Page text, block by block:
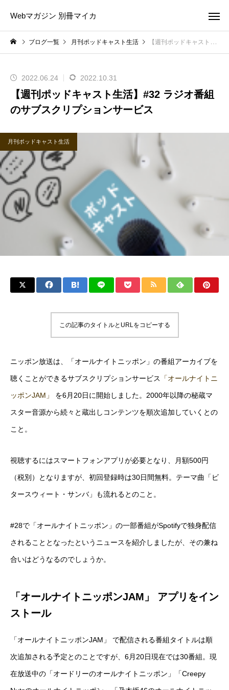
Webマガジン 別冊マイカ
ブログ一覧 月刊ポッドキャスト生活 【週刊ポッドキャスト生活】#32 ラジオ番組のサブスクリプションサービス
2022.06.24 2022.10.31
【週刊ポッドキャスト生活】#32 ラジオ番組
のサブスクリプションサービス
月刊ポッドキャスト生活
この記事のタイトルとURLをコピーする
ニッポン放送は、「オールナイトニッポン」の番組アーカイブを
聴くことができるサブスクリプションサービス 「オールナイトニ
ッポンJAM」 を6月20日に開始しました。2000年以降の秘蔵マ
スター音源から続々と蔵出しコンテンツを順次追加していくとの
こと。
視聴するにはスマートフォンアプリが必要となり、月額500円
（税別）となりますが、初回登録時は30日間無料。テーマ曲「ビ
タースウィート・サンバ」も流れるとのこと。
#28で「オールナイトニッポン」の一部番組がSpotifyで独身配信
されることとなったというニュースを紹介しましたが、その兼ね
合いはどうなるのでしょうか。
「オールナイトニッポンJAM」 アプリをイン
ストール
「オールナイトニッポンJAM」 で配信される番組タイトルは順
次追加される予定とのことですが、6月20日現在では30番組。現
在放送中の「オードリーのオールナイトニッポン」「Creepy